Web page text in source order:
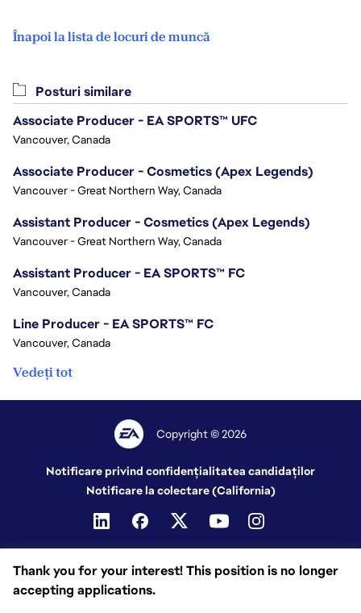
Înapoi la lista de locuri de muncă
Thank you for your interest! This position is no longer
accepting applications.
Posturi similare
Associate Producer - EA SPORTS™ UFC
Vancouver, Canada
Associate Producer - Cosmetics (Apex Legends)
Vancouver - Great Northern Way, Canada
Assistant Producer - Cosmetics (Apex Legends)
Vancouver - Great Northern Way, Canada
Assistant Producer - EA SPORTS™ FC
Vancouver, Canada
Line Producer - EA SPORTS™ FC
Vancouver, Canada
Vedeți tot
Copyright © 2026
Notificare privind confidențialitatea candidaților
Notificare la colectare (California)